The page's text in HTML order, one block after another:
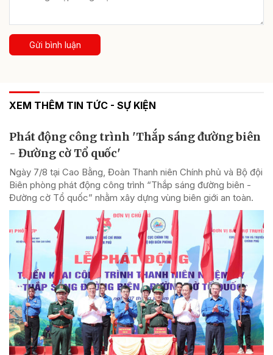
Gửi bình luận
XEM THÊM TIN TỨC - SỰ KIỆN
Phát động công trình 'Thắp sáng đường biên
- Đường cờ Tổ quốc'
Ngày 7/8 tại Cao Bằng, Đoàn Thanh niên Chính phủ và Bộ đội
Biên phòng phát động công trình “Thắp sáng đường biên -
Đường cờ Tổ quốc” nhằm xây dựng vùng biên giới an toàn.